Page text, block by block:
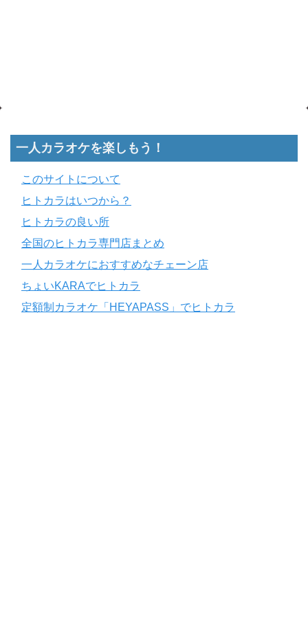
一人カラオケを楽しもう！
このサイトについて
ヒトカラはいつから？
ヒトカラの良い所
全国のヒトカラ専門店まとめ
一人カラオケにおすすめなチェーン店
ちょいKARAでヒトカラ
定額制カラオケ「HEYAPASS」でヒトカラ